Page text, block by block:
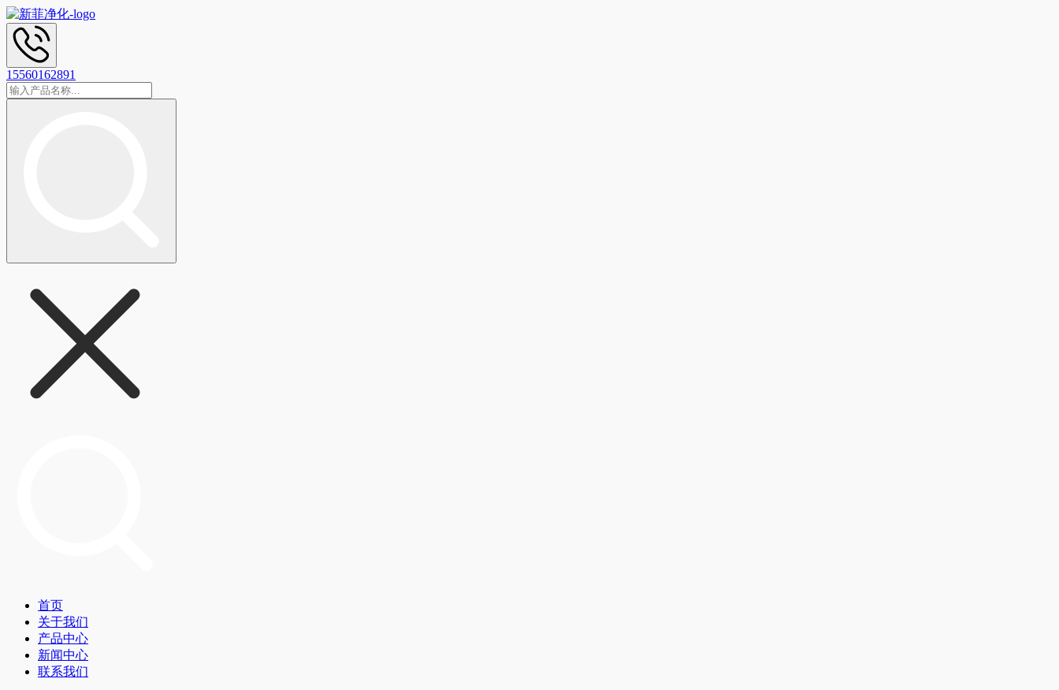
15560162891
首页
关于我们
产品中心
新闻中心
联系我们